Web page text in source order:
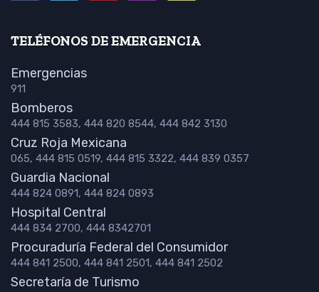
TELÉFONOS DE EMERGENCIA
Emergencias
911
Bomberos
444 815 3583, 444 820 8544, 444 842 3130
Cruz Roja Mexicana
065, 444 815 0519, 444 815 3322, 444 839 0357
Guardia Nacional
444 824 0891, 444 824 0893
Hospital Central
444 834 2700, 444 8342701
Procuraduría Federal del Consumidor
444 841 2500, 444 841 2501, 444 841 2502
Secretaría de Turismo